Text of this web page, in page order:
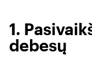
1.
debesų